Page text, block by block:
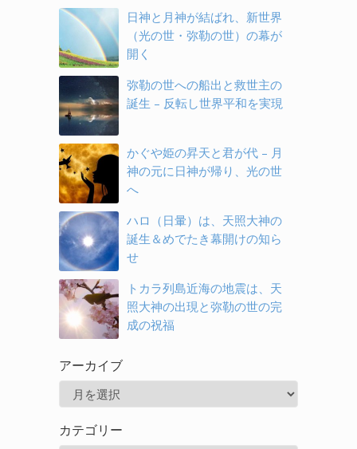
日神と月神が結ばれ、新世界
（光の世・弥勒の世）の幕が
開く
弥勒の世への船出と救世主の
誕生 – 反転し世界平和を実現
かぐや姫の昇天と君が代 – 月
神の元に日神が帰り、光の世
へ
ハロ（日暈）は、天照大神の
誕生＆めでたき幕開けの知ら
せ
トカラ列島近海の地震は、天
照大神の出現と弥勒の世の完
成の祝福
アーカイブ
カ
カテゴリー